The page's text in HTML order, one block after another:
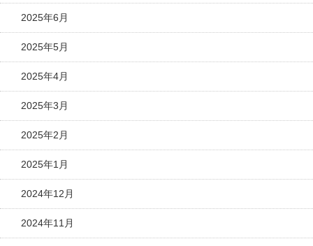
2025年6月
2025年5月
2025年4月
2025年3月
2025年2月
2025年1月
2024年12月
2024年11月